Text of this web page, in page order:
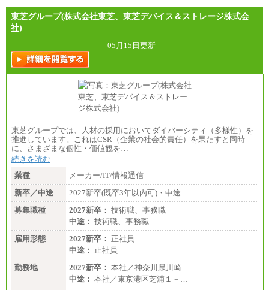
東芝グループ(株式会社東芝、東芝デバイス＆ストレージ株式会
社)
05月15日更新
東芝グループでは、人材の採用においてダイバーシティ（多様性）を
推進しています。これはCSR（企業の社会的責任）を果たすと同時
に、さまざまな個性・価値観を…
続きを読む
業種
メーカー/IT/情報通信
新卒／中途
2027新卒(既卒3年以内可)・中途
募集職種
2027新卒： 技術職、事務職
中途： 技術職、事務職
雇用形態
2027新卒： 正社員
中途： 正社員
勤務地
2027新卒： 本社／神奈川県川崎…
中途： 本社／東京港区芝浦１－…